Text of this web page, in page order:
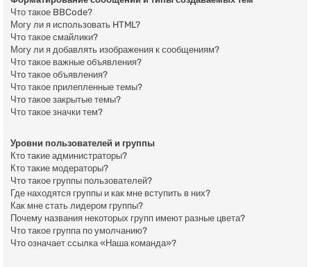
Что такое BBCode?
Могу ли я использовать HTML?
Что такое смайлики?
Могу ли я добавлять изображения к сообщениям?
Что такое важные объявления?
Что такое объявления?
Что такое прилепленные темы?
Что такое закрытые темы?
Что такое значки тем?
Уровни пользователей и группы
Кто такие администраторы?
Кто такие модераторы?
Что такое группы пользователей?
Где находятся группы и как мне вступить в них?
Как мне стать лидером группы?
Почему названия некоторых групп имеют разные цвета?
Что такое группа по умолчанию?
Что означает ссылка «Наша команда»?